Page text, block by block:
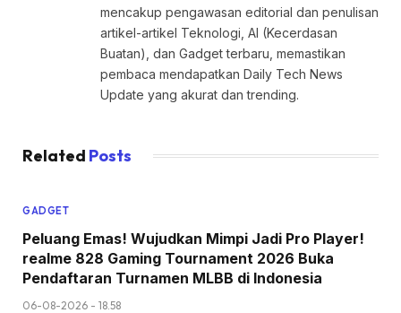
mencakup pengawasan editorial dan penulisan
artikel-artikel Teknologi, AI (Kecerdasan
Buatan), dan Gadget terbaru, memastikan
pembaca mendapatkan Daily Tech News
Update yang akurat dan trending.
Related Posts
GADGET
Peluang Emas! Wujudkan Mimpi Jadi Pro Player!
realme 828 Gaming Tournament 2026 Buka
Pendaftaran Turnamen MLBB di Indonesia
06-08-2026 - 18.58